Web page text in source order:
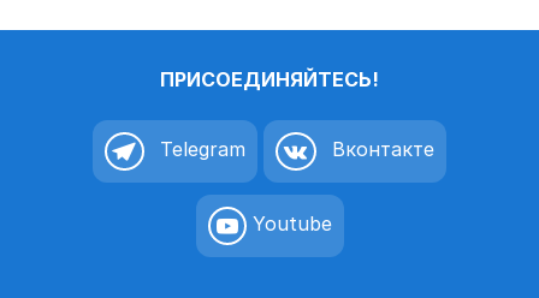
ПРИСОЕДИНЯЙТЕСЬ!
Telegram Вконтакте
Youtube